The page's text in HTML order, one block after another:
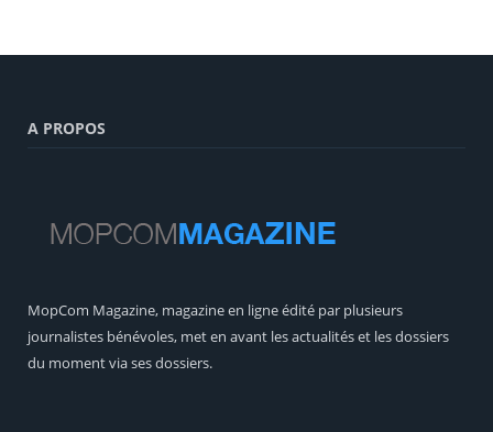
A PROPOS
MopCom Magazine, magazine en ligne édité par plusieurs
journalistes bénévoles, met en avant les actualités et les dossiers
du moment via ses dossiers.